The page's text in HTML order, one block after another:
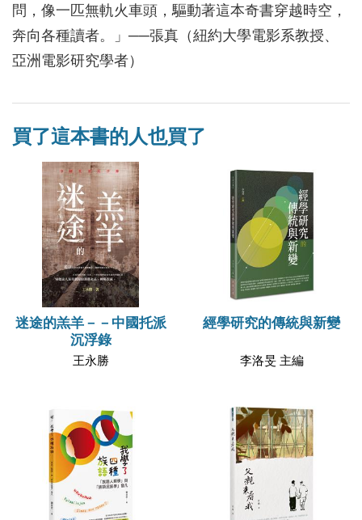
問，像一匹無軌火車頭，驅動著這本奇書穿越時空，
奔向各種讀者。」──張真（紐約大學電影系教授、
亞洲電影研究學者）
買了這本書的人也買了
迷途的羔羊－－中國托派
沉浮錄
王永勝
經學研究的傳統與新變
李洛旻 主編